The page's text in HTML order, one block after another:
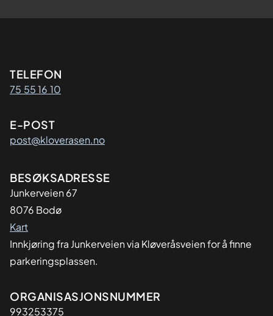
Kontaktinformasjon
TELEFON
75 55 16 10
E-POST
post@kloverasen.no
Adresse
BESØKSADRESSE
Junkerveien 67
8076 Bodø
Kart
Innkjøring fra Junkerveien via Kløveråsveien for å finne
parkeringsplassen.
Organisasjon
ORGANISASJONSNUMMER
993253375